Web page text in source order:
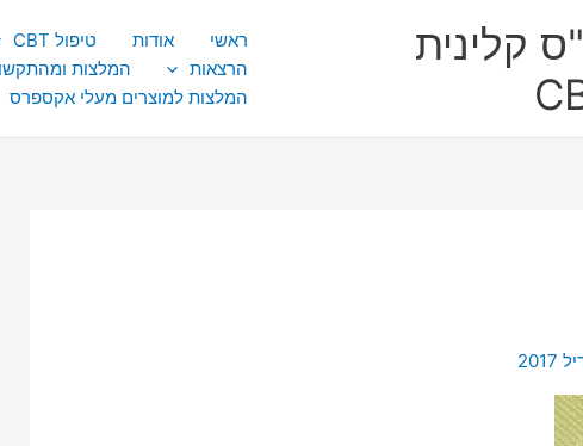
קלינית
ראשי אודות טיפול CBT
הרצאות
המלצות
המלצות למוצרים מעלי אקספרס